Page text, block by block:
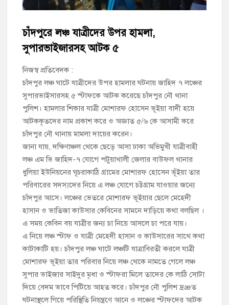
চাঁদপুর পৌর বিএনপির উপদেষ্টা মন্ডলীসহ ১০১ সদস্য বিশিষ্ট পূর্ণাঙ্গ
হাইমচরের হালিম চত্বরের দোকান উচ্ছেদ, ১০ হাজার টাকা জরিমানা
মঞ্চে নয়, নেতাকর্মীদের সারিতে বসে মতবিনিময় করলেন শিক্ষামন্ত্রী আ,ন,ম
এহসানুল হক মিলন
চাঁদপুর জেলা বিএনপির সিনিয়র সহ-সভাপতি মাহবুব আনোয়ার বাবলুর
মৃত্যুতে স্মরণ সভা ও দোয়া মাহফিল
চাঁদপুর পৌরসভার ২০৫ কোটি টাকার বাজেট ঘোষণা
কচুয়ায় পৃথক অভিযানে ২০১ পিস ইয়াবা ও ৫০ গ্রাম গাঁজাসহ ৩ মাদক
কারবারি গ্রেপ্তার
চাঁদপুরে লঞ্চ যাত্রীদের উপর হামলা,
সুপারভাইজারসহ আটক ৫
নিজস্ব প্রতিবেদক :
চাঁদপুর লঞ্চ ঘাটে যাত্রীদের উপর হামলার ঘটনায় জাহিদ ৭ লঞ্চের
সুপারভাইসারসহ ৫ স্টাফকে আটক করেছে চাঁদপুর নৌ থানা
পুলিশ। হামলার শিকার যাত্রী মোশারফ হোসেন ভূইয়া বাদী হয়ে
আটককৃতদের নাম প্রকাশ করে ও অজ্ঞাত ৫/৬ কে আসামী করে
চাঁদপুর নৌ থানায় মামলা দায়ের করেন।
জানা যায়, দক্ষিণাঞ্চল থেকে ছেড়ে আসা ঢাকা অভিমুখী যাত্রীবাহী
লঞ্চ এম ভি জাহিদ-৭ যোগে পটুয়াখালী জেলার বাউফল থানার
ধুলিয়া ইউনিয়নের ঘূচরাকাঠি গ্রামের মোশারফ হোসেন ভূঁইয়া তার
পরিবারের সদস্যদের নিয়ে এ লঞ্চ যোগে চট্টগ্রাম যাওয়ার জন্যে
চাঁদপুর আসে। লঞ্চের ভেতরে মোশারফ ভূইয়ার ছেলে মেহেদী
হাসান ও ভাতিজা কাউসার কেবিনের সামনে দাড়িয়ে কথা বলছিল ।
এ সময় কেবিন বয় যাত্রীর জন্য চা নিয়ে আসলে চা পরে যায়।
এ নিয়ে লঞ্চ স্টাফ ও যাত্রী মেহেদী হাসান ও কাউসারের সাথে কথা
কাটাকাটি হয়। চাঁদপুর লঞ্চ ঘাটে লঞ্চটি যাত্রাবিরতী করলে যাত্রী
মোশারফ ভূইয়া তার পরিবার নিয়ে লঞ্চ থেকে নামতে গেলে লঞ্চ
সুপার ভাইজার সাইদুর মৃধা ও স্টাফরা মিলে তাদের কে লাঠি সোটা
দিয়ে বেদম ভাবে পিটিয়ে আহত করে। চাঁদপুর নৌ পুলিশ দ্রæত
ঘটনাস্থলে গিয়ে পরিস্থিতি নিয়ন্ত্রণে আনে ও লঞ্চের স্টাফদের আটক